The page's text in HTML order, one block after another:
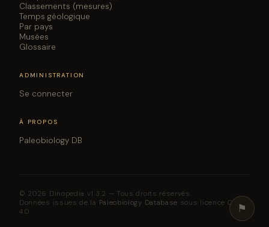
⚑
Classements (mesures)
Temps géologique
Par pays
Musées
Glossaire
ADMINISTRATION
Se connecter
À PROPOS
Paleobiology DB
© 2026 Dinopedia v1.3.2 — Tous droits réservés.
Données issues de la Paleobiology Database sous licence CC BY
4.0